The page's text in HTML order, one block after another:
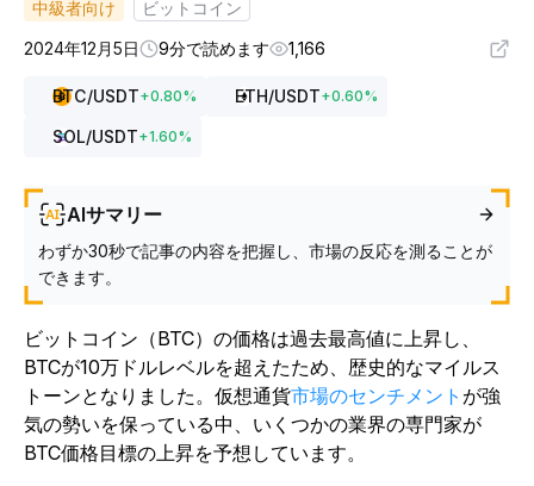
中級者向け
ビットコイン
2024年12月5日
9分で読めます 1,166
BTC/USDT+0.80% ETH/USDT+0.60%
SOL/USDT+1.60%
AIサマリー
わずか30秒で記事の内容を把握し、市場の反応を測ることが
できます。
ビットコイン（BTC）の価格は過去最高値に上昇し、
BTCが10万ドルレベルを超えたため、歴史的なマイルス
トーンとなりました。仮想通貨市場のセンチメント が強
気の勢いを保っている中、いくつかの業界の専門家が
BTC価格目標の上昇を予想しています。